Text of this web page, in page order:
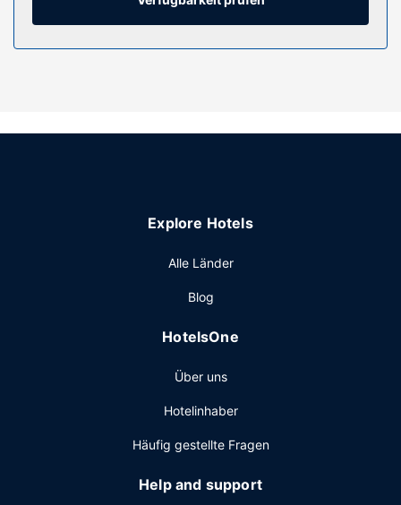
Ausstattung der Anlage
Whirlpool, Sauna und Fitnessmöglichkeiten. Dieses Hotel
Sonstige Einrichtungen
Zum Angebot gehören ein rund um die Uhr geöffnetes
Textilreinigungsservice. Ein Shuttle zum
Explore Hotels
Alle Länder
Blog
HotelsOne
Über uns
Hotelinhaber
Häufig gestellte Fragen
Help and support